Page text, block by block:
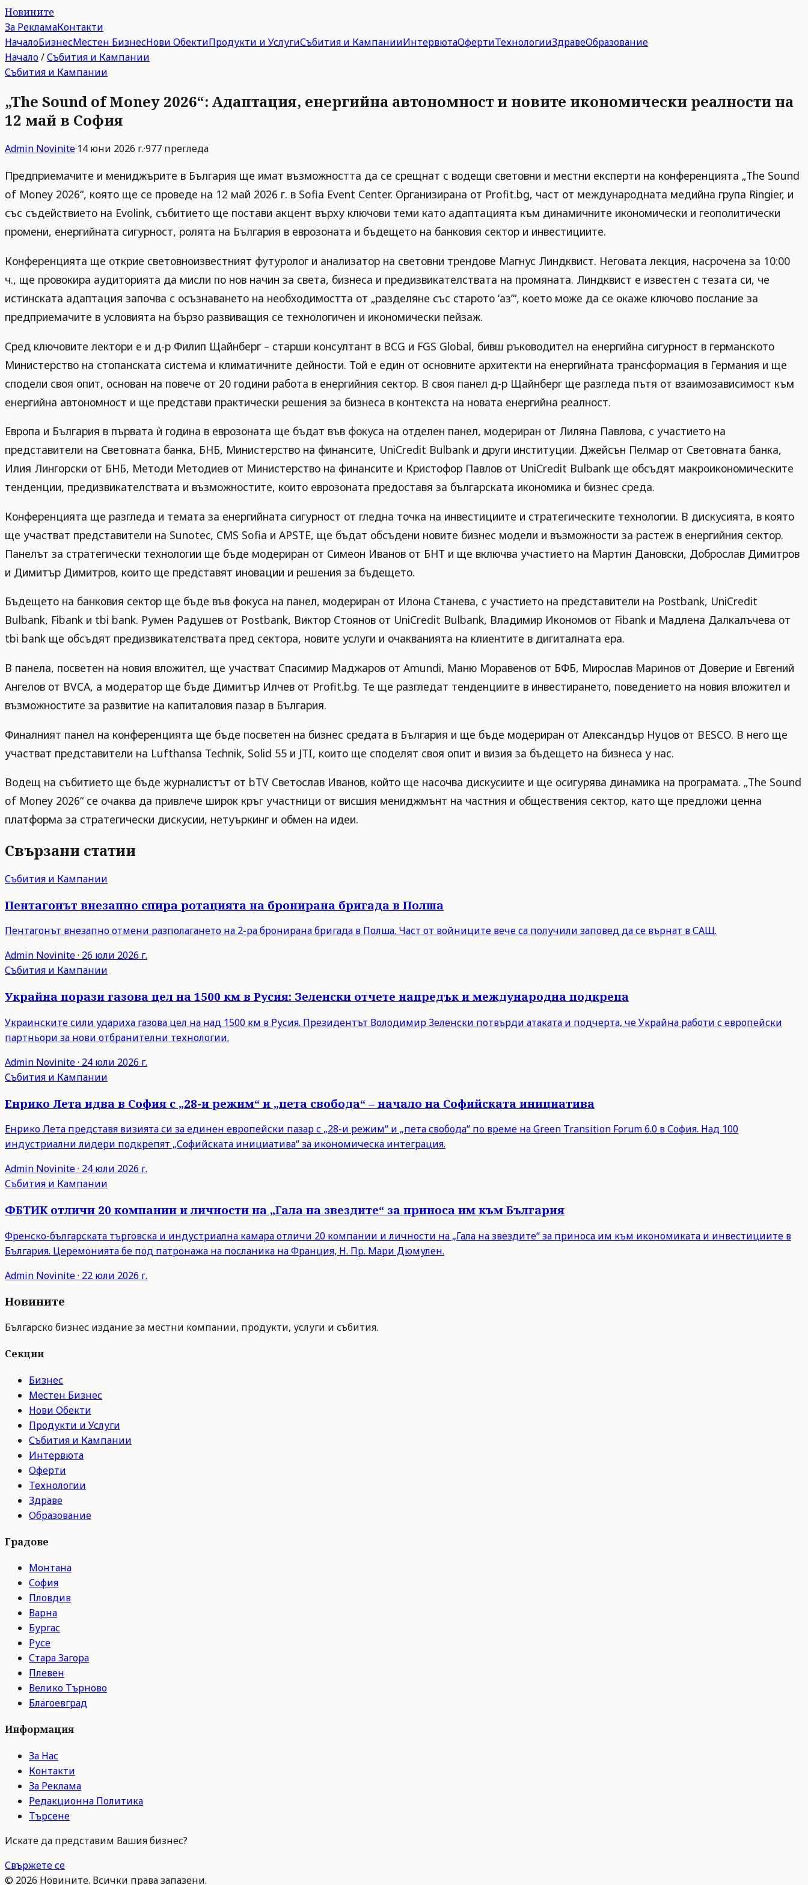
Новините
За РекламаКонтакти
НачалоБизнесМестен БизнесНови ОбектиПродукти и УслугиСъбития и КампанииИнтервютаОфертиТехнологииЗдравеОбразование
Начало/Събития и Кампании
Събития и Кампании
„The Sound of Money 2026“: Адаптация, енергийна автономност и новите икономически реалности на
12 май в София
Admin Novinite·14 юни 2026 г.·977 прегледа
Предприемачите и мениджърите в България ще имат възможността да се срещнат с водещи световни и местни експерти на конференцията „The Sound
of Money 2026“, която ще се проведе на 12 май 2026 г. в Sofia Event Center. Организирана от Profit.bg, част от международната медийна група Ringier, и
със съдействието на Evolink, събитието ще постави акцент върху ключови теми като адаптацията към динамичните икономически и геополитически
промени, енергийната сигурност, ролята на България в еврозоната и бъдещето на банковия сектор и инвестициите.
Конференцията ще открие световноизвестният футуролог и анализатор на световни трендове Магнус Линдквист. Неговата лекция, насрочена за 10:00
ч., ще провокира аудиторията да мисли по нов начин за света, бизнеса и предизвикателствата на промяната. Линдквист е известен с тезата си, че
истинската адаптация започва с осъзнаването на необходимостта от „разделяне със старото ‘аз’“, което може да се окаже ключово послание за
предприемачите в условията на бързо развиващия се технологичен и икономически пейзаж.
Сред ключовите лектори е и д-р Филип Щайнберг – старши консултант в BCG и FGS Global, бивш ръководител на енергийна сигурност в германското
Министерство на стопанската система и климатичните дейности. Той е един от основните архитекти на енергийната трансформация в Германия и ще
сподели своя опит, основан на повече от 20 години работа в енергийния сектор. В своя панел д-р Щайнберг ще разгледа пътя от взаимозависимост към
енергийна автономност и ще представи практически решения за бизнеса в контекста на новата енергийна реалност.
Европа и България в първата ѝ година в еврозоната ще бъдат във фокуса на отделен панел, модериран от Лиляна Павлова, с участието на
представители на Световната банка, БНБ, Министерство на финансите, UniCredit Bulbank и други институции. Джейсън Пелмар от Световната банка,
Илия Лингорски от БНБ, Методи Методиев от Министерство на финансите и Кристофор Павлов от UniCredit Bulbank ще обсъдят макроикономическите
тенденции, предизвикателствата и възможностите, които еврозоната предоставя за българската икономика и бизнес среда.
Конференцията ще разгледа и темата за енергийната сигурност от гледна точка на инвестициите и стратегическите технологии. В дискусията, в която
ще участват представители на Sunotec, CMS Sofia и APSTE, ще бъдат обсъдени новите бизнес модели и възможности за растеж в енергийния сектор.
Панелът за стратегически технологии ще бъде модериран от Симеон Иванов от БНТ и ще включва участието на Мартин Дановски, Доброслав Димитров
и Димитър Димитров, които ще представят иновации и решения за бъдещето.
Бъдещето на банковия сектор ще бъде във фокуса на панел, модериран от Илона Станева, с участието на представители на Postbank, UniCredit
Bulbank, Fibank и tbi bank. Румен Радушев от Postbank, Виктор Стоянов от UniCredit Bulbank, Владимир Икономов от Fibank и Мадлена Далкалъчева от
tbi bank ще обсъдят предизвикателствата пред сектора, новите услуги и очакванията на клиентите в дигиталната ера.
В панела, посветен на новия вложител, ще участват Спасимир Маджаров от Amundi, Маню Моравенов от БФБ, Мирослав Маринов от Доверие и Евгений
Ангелов от BVCA, а модератор ще бъде Димитър Илчев от Profit.bg. Те ще разгледат тенденциите в инвестирането, поведението на новия вложител и
възможностите за развитие на капиталовия пазар в България.
Финалният панел на конференцията ще бъде посветен на бизнес средата в България и ще бъде модериран от Александър Нуцов от BESCO. В него ще
участват представители на Lufthansa Technik, Solid 55 и JTI, които ще споделят своя опит и визия за бъдещето на бизнеса у нас.
Водещ на събитието ще бъде журналистът от bTV Светослав Иванов, който ще насочва дискусиите и ще осигурява динамика на програмата. „The Sound
of Money 2026“ се очаква да привлече широк кръг участници от висшия мениджмънт на частния и обществения сектор, като ще предложи ценна
платформа за стратегически дискусии, нетуъркинг и обмен на идеи.
Свързани статии
Събития и Кампании
Пентагонът внезапно спира ротацията на бронирана бригада в Полша
Пентагонът внезапно отмени разполагането на 2-ра бронирана бригада в Полша. Част от войниците вече са получили заповед да се върнат в САЩ.
Admin Novinite· 26 юли 2026 г.
Събития и Кампании
Украйна порази газова цел на 1500 км в Русия: Зеленски отчете напредък и международна подкрепа
Украинските сили удариха газова цел на над 1500 км в Русия. Президентът Володимир Зеленски потвърди атаката и подчерта, че Украйна работи с европейски
партньори за нови отбранителни технологии.
Admin Novinite· 24 юли 2026 г.
Събития и Кампании
Енрико Лета идва в София с „28-и режим“ и „пета свобода“ – начало на Софийската инициатива
Енрико Лета представя визията си за единен европейски пазар с „28-и режим“ и „пета свобода“ по време на Green Transition Forum 6.0 в София. Над 100
индустриални лидери подкрепят „Софийската инициатива“ за икономическа интеграция.
Admin Novinite· 24 юли 2026 г.
Събития и Кампании
ФБТИК отличи 20 компании и личности на „Гала на звездите“ за приноса им към България
Френско-българската търговска и индустриална камара отличи 20 компании и личности на „Гала на звездите“ за приноса им към икономиката и инвестициите в
България. Церемонията бе под патронажа на посланика на Франция, Н. Пр. Мари Дюмулен.
Admin Novinite· 22 юли 2026 г.
Новините
Българско бизнес издание за местни компании, продукти, услуги и събития.
Секции
Бизнес
Местен Бизнес
Нови Обекти
Продукти и Услуги
Събития и Кампании
Интервюта
Оферти
Технологии
Здраве
Образование
Градове
Монтана
София
Пловдив
Варна
Бургас
Русе
Стара Загора
Плевен
Велико Търново
Благоевград
Информация
За Нас
Контакти
За Реклама
Редакционна Политика
Търсене
Искате да представим Вашия бизнес?
Свържете се
© 2026 Новините. Всички права запазени.